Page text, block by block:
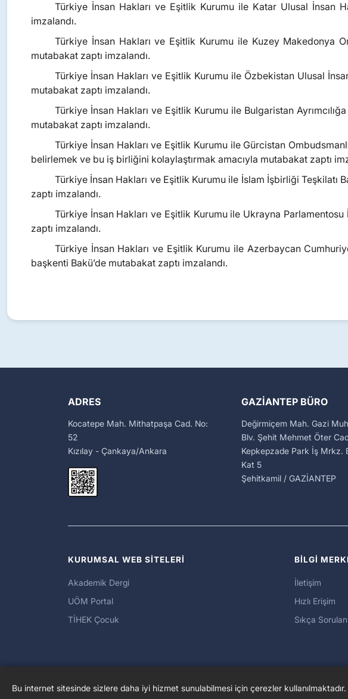
Türkiye İnsan Hakları ve Eşitlik Kurumu ile Katar Ulusal İnsan
imzalandı.
Türkiye İnsan Hakları ve Eşitlik Kurumu ile Kuzey Makedonya
mutabakat zaptı imzalandı.
Türkiye İnsan Hakları ve Eşitlik Kurumu ile Özbekistan Ulusal
mutabakat zaptı imzalandı.
Türkiye İnsan Hakları ve Eşitlik Kurumu ile Bulgaristan
mutabakat zaptı imzalandı.
Türkiye İnsan Hakları ve Eşitlik Kurumu ile Gürcistan
belirlemek ve bu iş birliğini kolaylaştırmak amacıyla mutabakat zaptı
Türkiye İnsan Hakları ve Eşitlik Kurumu ile İslam İşbirliği Teşkilatı
zaptı imzalandı.
Türkiye İnsan Hakları ve Eşitlik Kurumu ile Ukrayna
zaptı imzalandı.
Türkiye İnsan Hakları ve Eşitlik Kurumu ile Azerbaycan
başkenti Bakü’de mutabakat zaptı imzalandı.
ADRES
Kocatepe Mah. Mithatpaşa Cad. No:
52
Kızılay - Çankaya/Ankara
GAZIANTEP BÜRO
Değirmiçem Mah. Gazi
Blv. Şehit Mehmet Öter
Kepkepzade Park İş Mrkz.
Kat 5
Şehitkamil / GAZİANTEP
KURUMSAL WEB SİTELERİ
Akademik Dergi
UÖM Portal
TİHEK Çocuk
BİLGİ
İletişim
Hızlı Erişim
Sıkça
Bu internet sitesinde sizlere daha iyi hizmet sunulabilmesi için çerezler kullanılmaktadır.